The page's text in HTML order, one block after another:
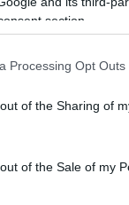
section.
Processing Opt Outs
of the Sharing of
of the Sale of my